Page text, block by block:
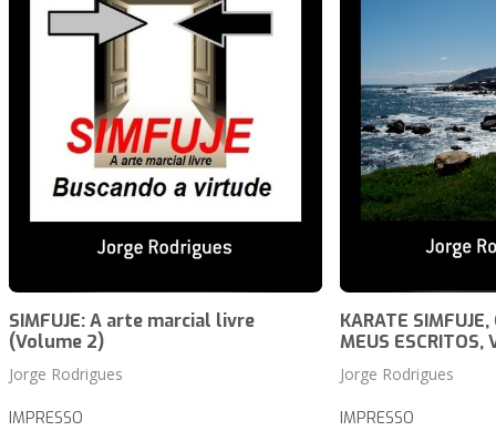
SIMFUJE: A arte marcial livre
(Volume 2)
Jorge Rodrigues
IMPRESSO
KARATE SIMFUJE,
MEUS ESCRITOS,
Jorge Rodrigues
IMPRESSO